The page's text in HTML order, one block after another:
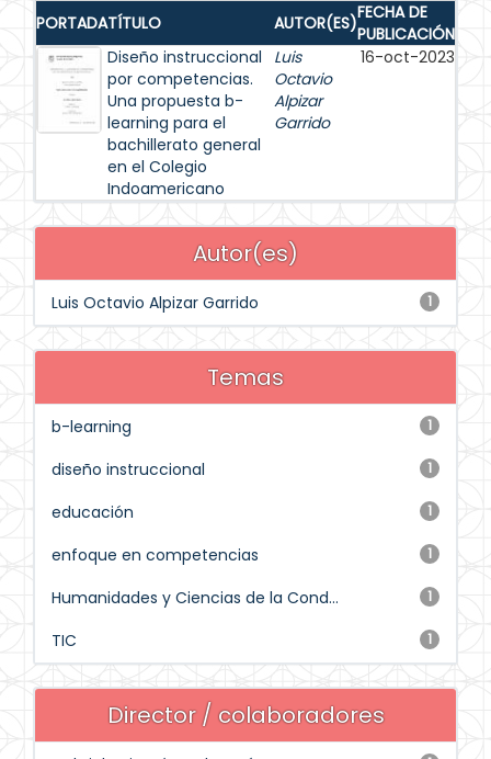
PORTADATÍTULO AUTOR(ES)FECHA DE
PUBLICACIÓN
Diseño instruccional
por competencias.
Una propuesta b-
learning para el
bachillerato general
en el Colegio
Indoamericano
Luis
Octavio
Alpizar
Garrido
16-oct-2023
Autor(es)
1
Luis Octavio Alpizar Garrido
Temas
1
b-learning
1
diseño instruccional
1
educación
1
enfoque en competencias
1
Humanidades y Ciencias de la Cond...
1
TIC
Director / colaboradores